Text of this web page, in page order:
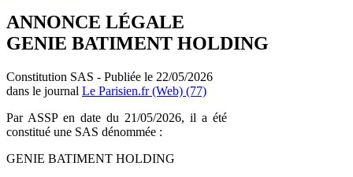
ANNONCE LÉGALE
GENIE BATIMENT HOLDING
Constitution SAS - Publiée le 22/05/2026
dans le journal Le Parisien.fr (Web) (77)
Par ASSP en date du 21/05/2026, il a été
constitué une SAS dénommée :
GENIE BATIMENT HOLDING